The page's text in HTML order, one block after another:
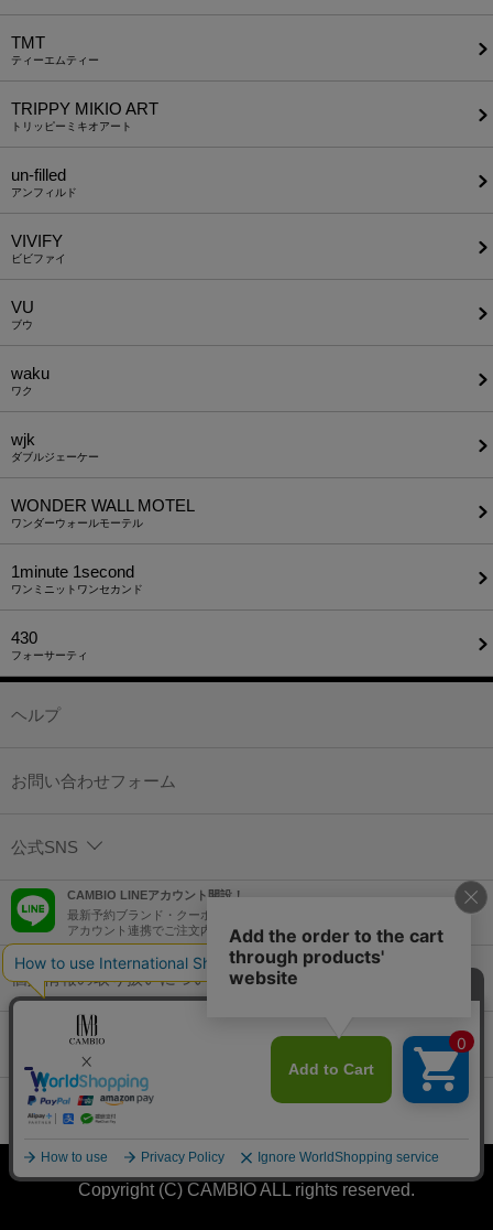
TMT
ティーエムティー
TRIPPY MIKIO ART
トリッピーミキオアート
un-filled
アンフィルド
VIVIFY
ビビファイ
VU
ブウ
waku
ワク
wjk
ダブルジェーケー
WONDER WALL MOTEL
ワンダーウォールモーテル
1minute​ 1second
ワンミニットワンセカンド
430
フォーサーティ
ヘルプ
お問い合わせフォーム
公式SNS
CAMBIO LINEアカウント開設！
最新予約ブランド・クーポン情報などを配信！
アカウント連携でご注文内容をLINEでも確認可能！
個人情報の取り扱いについて
特定商取引法に基づく表示
コーポレートサイト
Copyright (C) CAMBIO ALL rights reserved.